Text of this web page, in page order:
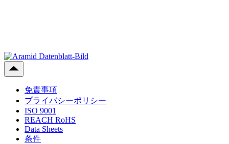
免責事項
プライバシーポリシー
ISO 9001
REACH RoHS
Data Sheets
条件